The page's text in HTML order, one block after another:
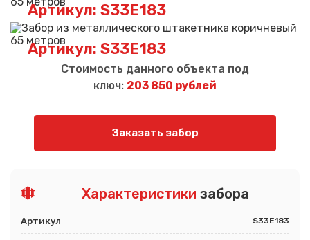
Артикул: S33E183
Артикул: S33E183
Стоимость данного объекта под
ключ: 203 850 рублей
Заказать забор
Характеристики забора
Артикул S33E183